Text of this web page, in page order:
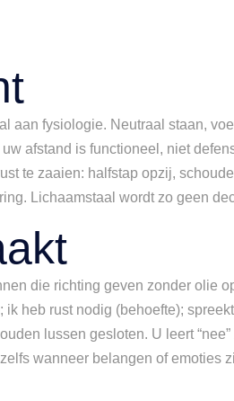
fysiologie. Neutraal staan,
afstand is functioneel, niet
te zaaien: halfstap opzij,
Lichaamstaal wordt zo geen
die richting geven zonder olie
rust nodig (behoefte);
lussen gesloten. U leert
wanneer belangen of emoties